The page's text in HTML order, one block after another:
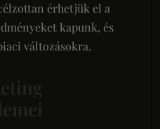
érhetjük el a
kapunk, és
változásokra.